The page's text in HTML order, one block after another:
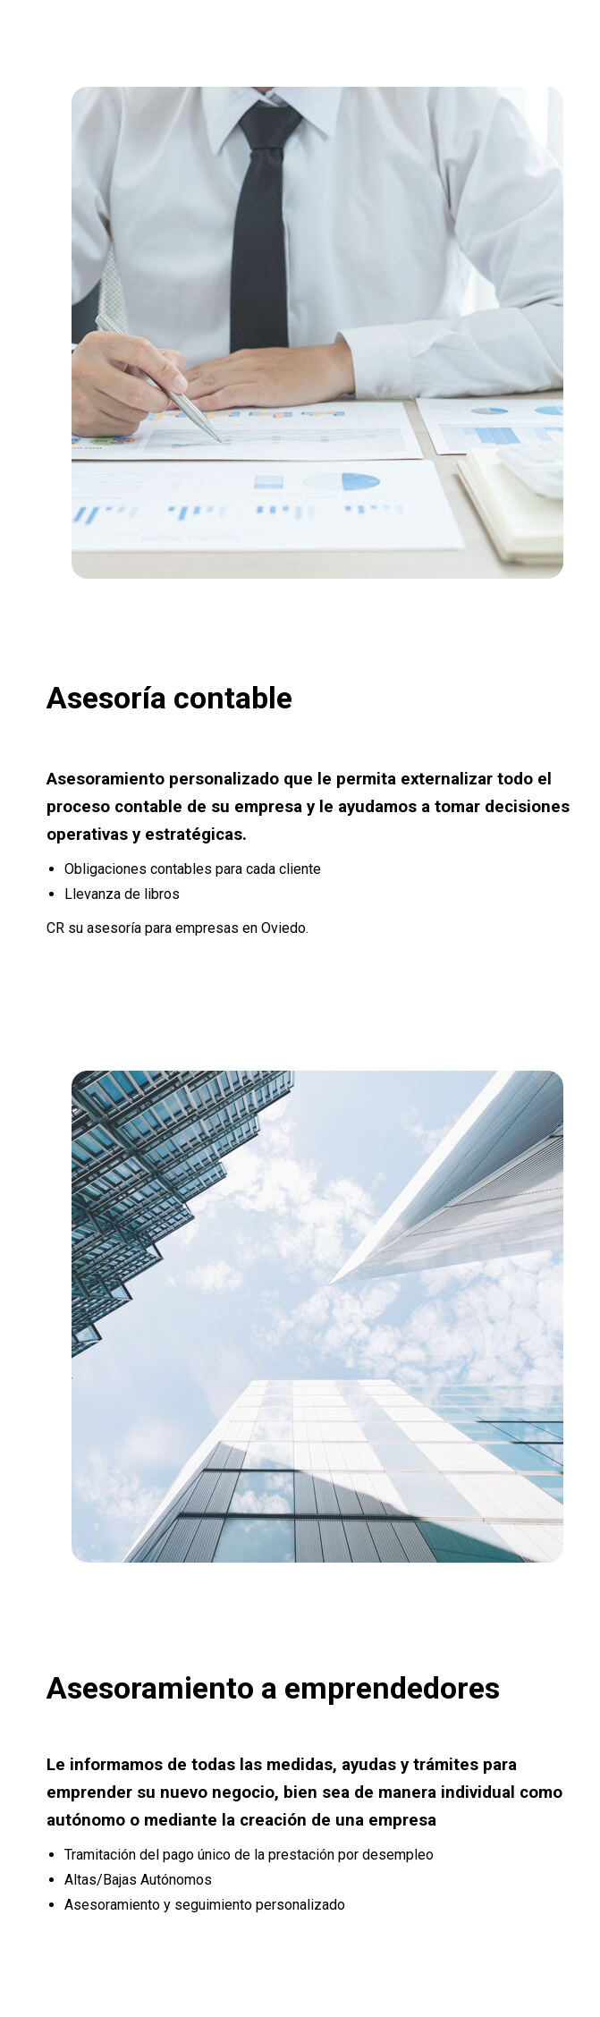
Asesoría contable
Asesoramiento personalizado que le permita externalizar todo el
proceso contable de su empresa y le ayudamos a tomar decisiones
operativas y estratégicas.
Obligaciones contables para cada cliente
Llevanza de libros
CR su asesoría para empresas en Oviedo.
Asesoramiento a emprendedores
Le informamos de todas las medidas, ayudas y trámites para
emprender su nuevo negocio, bien sea de manera individual como
autónomo o mediante la creación de una empresa
Tramitación del pago único de la prestación por desempleo
Altas/Bajas Autónomos
Asesoramiento y seguimiento personalizado